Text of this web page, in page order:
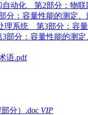
自动化 第2部分：
分：容量性能的测定、
理系统 第3部分：容
部分：容量性能的测
语.pdf
分）.doc VIP